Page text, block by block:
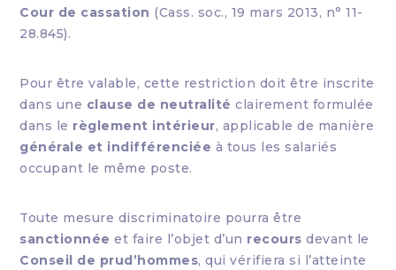
Cour de cassation (Cass. soc., 19 mars 2013, n° 11-
28.845).
Pour être valable, cette restriction doit être inscrite
dans une clause de neutralité clairement formulée
dans le règlement intérieur, applicable de manière
générale et indifférenciée à tous les salariés
occupant le même poste.
Toute mesure discriminatoire pourra être
sanctionnée et faire l’objet d’un recours devant le
Conseil de prud’hommes, qui vérifiera si l’atteinte